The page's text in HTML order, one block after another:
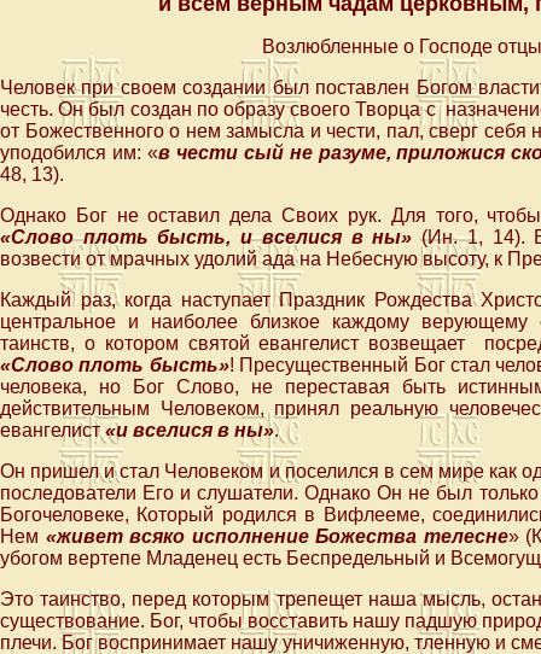
Возлюбленные о Господе
Человек при своем создании был поставлен Богом
честь. Он был создан по образу своего Творца с
от Божественного о нем замысла и чести, пал, сверг
уподобился им: «в чести сый не разуме, приложися
48, 13).
Однако Бог не оставил дела Своих рук. Для того,
«Слово плоть бысть, и вселися в ны» (Ин. 1, 14).
возвести от мрачных удолий ада на Небесную высоту, к
Каждый раз, когда наступает Праздник Рождества
центральное и наиболее близкое каждому верующему
таинств, о котором святой евангелист возвещает
«Слово плоть бысть»! Пресущественный Бог стал
человека, но Бог Слово, не переставая быть
действительным Человеком, принял реальную
евангелист«и вселися в ны».
Он пришел и стал Человеком и поселился в сем мире как
последователи Его и слушатели. Однако Он не был
Богочеловеке, Который родился в Вифлееме,
Нем «живет всяко исполнение Божества телесне»
убогом вертепе Младенец есть Беспредельный и
Это таинство, перед которым трепещет наша мысль,
существование. Бог, чтобы восставить нашу падшую
плечи. Бог воспринимает нашу уничиженную, тленную и